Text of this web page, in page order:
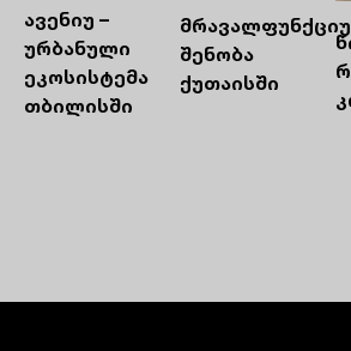
ავენიუ –
ურბანული
ეკოსისტემა
თბილისში
შენობა
ქუთაისში